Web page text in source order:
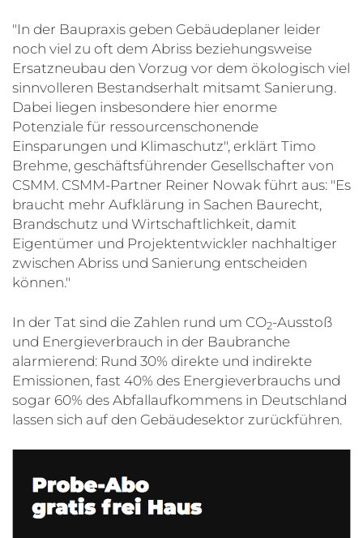
"In der Baupraxis geben Gebäudeplaner leider
noch viel zu oft dem Abriss beziehungsweise
Ersatzneubau den Vorzug vor dem ökologisch viel
sinnvolleren Bestandserhalt mitsamt Sanierung.
Dabei liegen insbesondere hier enorme
Potenziale für ressourcenschonende
Einsparungen und Klimaschutz", erklärt Timo
Brehme, geschäftsführender Gesellschafter von
CSMM. CSMM-Partner Reiner Nowak führt aus: "Es
braucht mehr Aufklärung in Sachen Baurecht,
Brandschutz und Wirtschaftlichkeit, damit
Eigentümer und Projektentwickler nachhaltiger
zwischen Abriss und Sanierung entscheiden
können."
In der Tat sind die Zahlen rund um CO2-Ausstoß
und Energieverbrauch in der Baubranche
alarmierend: Rund 30% direkte und indirekte
Emissionen, fast 40% des Energieverbrauchs und
sogar 60% des Abfallaufkommens in Deutschland
lassen sich auf den Gebäudesektor zurückführen.